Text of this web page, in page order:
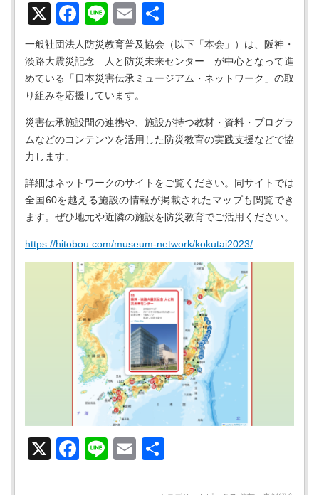
X Facebook
LineEmail
有
一般社団法人防災教育普及協会（以下「本会」）は、阪神・
淡路大震災記念 人と防災未来センター が中心となって進
めている「日本災害伝承ミュージアム・ネットワーク」の取
り組みを応援しています。
災害伝承施設間の連携や、施設が持つ教材・資料・プログラ
ムなどのコンテンツを活用した防災教育の実践支援などで協
力します。
詳細はネットワークのサイトをご覧ください。同サイトでは
全国60を越える施設の情報が掲載されたマップも閲覧でき
ます。ぜひ地元や近隣の施設を防災教育でご活用ください。
https://hitobou.com/museum-network/kokutai2023/
X Facebook
LineEmail